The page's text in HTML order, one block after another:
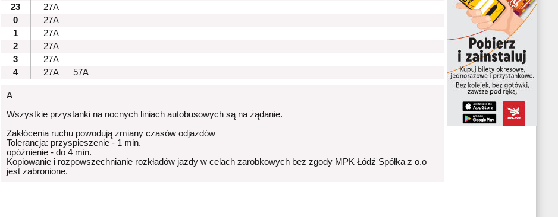
23
27A
0
27A
1
27A
2
27A
3
27A
4
27A 57A
A
Wszystkie przystanki na nocnych liniach autobusowych są na żądanie.
Zakłócenia ruchu powodują zmiany czasów odjazdów
Tolerancja: przyspieszenie - 1 min.
opóźnienie - do 4 min.
Kopiowanie i rozpowszechnianie rozkładów jazdy w celach zarobkowych bez zgody MPK Łódź Spółka z o.o
jest zabronione.